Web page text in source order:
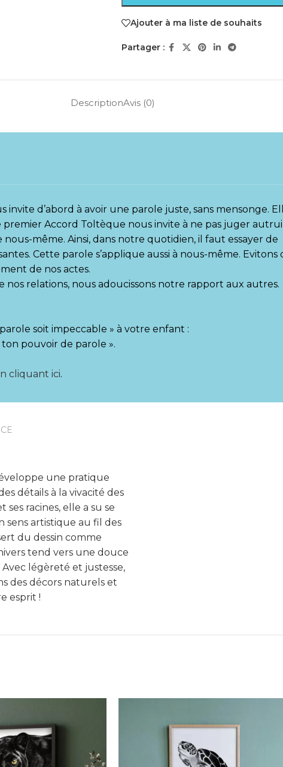
Ajouter à ma liste de souhaits
Partager :
DescriptionAvis (0)
d’abord à avoir une parole juste, sans mensonge.
premier Accord Toltèque nous invite à ne pas juger
même. Ainsi, dans notre quotidien, il faut essayer de
Cette parole s’applique aussi à nous-même. Evitons
de nos actes.
relations, nous adoucissons notre rapport aux autres.
soit impeccable » à votre enfant :
pouvoir de parole ».
cliquant ici.
une pratique
détails à la vivacité des
racines, elle a su se
sens artistique au fil des
du dessin comme
tend vers une douce
légèreté et justesse,
des décors naturels et
esprit !